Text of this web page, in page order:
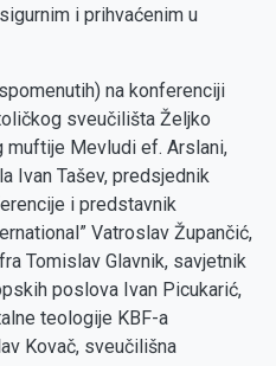
i prihvaćenim u
na konferenciji
sveučilišta Željko
muftije Mevludi ef. Arslani,
Ivan Tašev, predsjednik
i predstavnik
Vatroslav Župančić,
Tomislav Glavnik, savjetnik
poslova Ivan Picukarić,
teologije KBF-a
Kovač, sveučilišna